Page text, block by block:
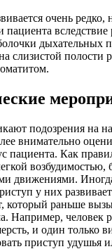
очень редко,
пациента вследствие
дыхательных
слизистой полости
подозрения на
внимательно
пациента. Как
движениями.
у них
который раньше
Например, человек
и один только
приступ удушья